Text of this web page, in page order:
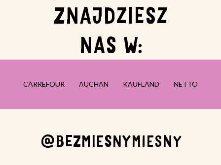
ZNAJDZIESZ
NAS W:
CARREFOUR AUCHAN KAUFLAND NETTO
@BEZMIESNYMIESNY